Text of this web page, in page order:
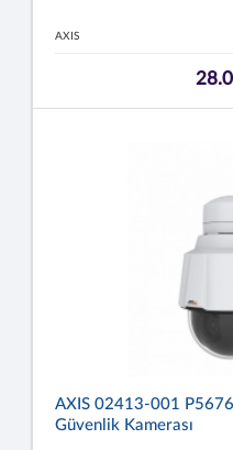
AXIS
AXIS 02413-001
Güvenlik Kamerası